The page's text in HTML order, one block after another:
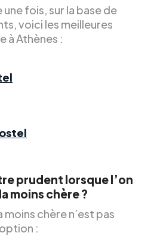
fois, sur la base de
voici les meilleures
à Athènes :
prudent lorsque l’on
moins chère ?
moins chère n’est pas
: